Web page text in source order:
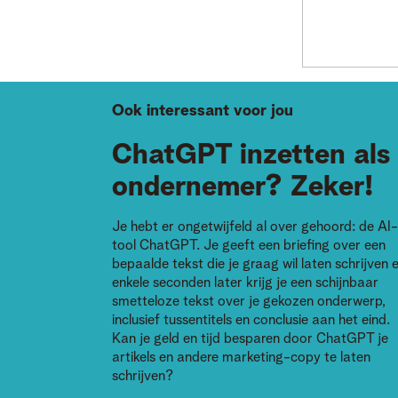
ChatGPT inzetten als
ondernemer? Zeker!
Ook interessant voor jou
Je hebt er ongetwijfeld al over gehoord: de AI-
tool ChatGPT. Je geeft een briefing over een
bepaalde tekst die je graag wil laten schrijven
enkele seconden later krijg je een schijnbaar
smetteloze tekst over je gekozen onderwerp,
inclusief tussentitels en conclusie aan het eind.
Kan je geld en tijd besparen door ChatGPT je
artikels en andere marketing-copy te laten
schrijven?